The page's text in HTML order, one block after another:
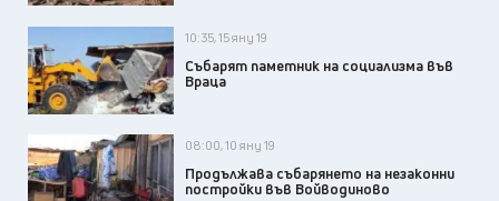
10:35, 15 яну 19
Събарят паметник на социализма във
Враца
08:00, 10 яну 19
Продължава събарянето на незаконни
постройки във Войводиново